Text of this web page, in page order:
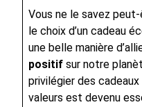
Vous ne le savez
le choix d’un cadeau
une belle manière
positif sur notre
privilégier des
valeurs est devenu